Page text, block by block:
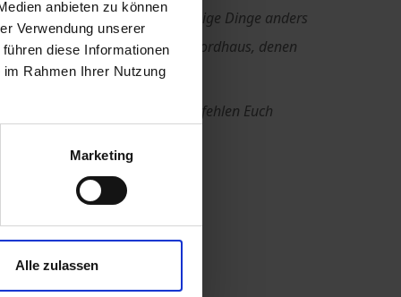
anbieten zu können
Verwendung unserer
diese Informationen
Rahmen Ihrer Nutzung
Marketing
Alle zulassen
bei einem neuen Projekt einige Dinge anders
allem. Aber immer wäre es Nordhaus, denen
Nordhaus-Team! Wir empfehlen Euch